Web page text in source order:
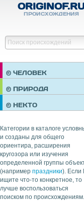
ПРОИСХОЖДЕНИЯ
© ЧЕЛОВЕК
ПРАЗДНИКИ
ОБЩЕСТВО
© ПРИРОДА
© НЕКТО
Категории в каталоге
и созданы для общего
ориентира, расширения
кругозора или изучения
определенной группы
(например праздники). Если
ищите что-то конкретное, то
лучше воспользоваться
поиском по происхождениям.